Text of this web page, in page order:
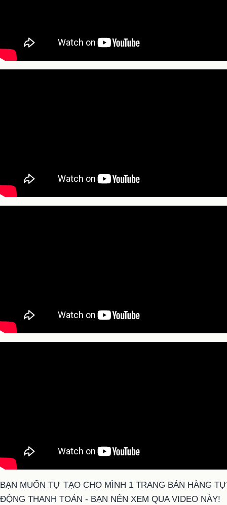
BẠN MUỐN TỰ TẠO CHO MÌNH 1 TRANG BÁN HÀNG TỰ
ĐỘNG THANH TOÁN - BẠN NÊN XEM QUA VIDEO NÀY!